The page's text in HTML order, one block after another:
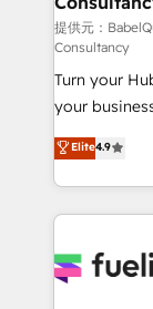
Service Hub,
27001:2022,
certified - the
our AI
Ready for the next step?
𝗯𝘂𝘀𝗶𝗻𝗲𝘀𝘀'
𝘳𝘦𝘴𝘱𝘰𝘯𝘴𝘪𝘷𝘦)
提供元：
Consultancy
Turn your
your business to soar 🚀
HubSpot
implement
sure you
for you and
Elite4.9